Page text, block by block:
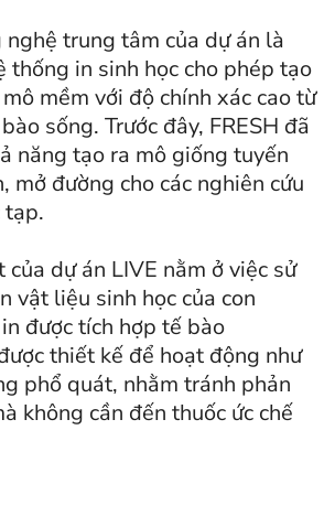
trung tâm của dự án là
thống in sinh học cho phép tạo
mềm với độ chính xác cao từ
sống. Trước đây, FRESH đã
năng tạo ra mô giống tuyến
mở đường cho các nghiên cứu
tạp.
dự án LIVE nằm ở việc sử
vật liệu sinh học của con
được tích hợp tế bào
thiết kế để hoạt động như
phổ quát, nhằm tránh phản
không cần đến thuốc ức chế